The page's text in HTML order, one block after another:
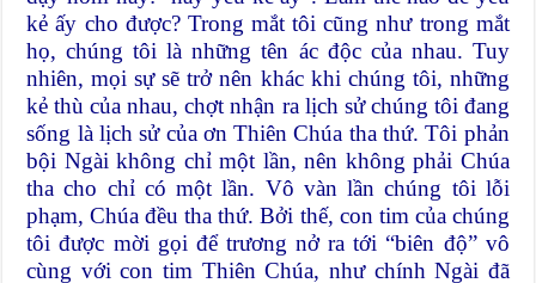
kẻ ấy cho được? Trong mắt tôi cũng như trong mắt
họ, chúng tôi là những tên ác độc của nhau. Tuy
nhiên, mọi sự sẽ trở nên khác khi chúng tôi, những
kẻ thù của nhau, chợt nhận ra lịch sử chúng tôi đang
sống là lịch sử của ơn Thiên Chúa tha thứ. Tôi phản
bội Ngài không chỉ một lần, nên không phải Chúa
tha cho chỉ có một lần. Vô vàn lần chúng tôi lỗi
phạm, Chúa đều tha thứ. Bởi thế, con tim của chúng
tôi được mời gọi để trương nở ra tới “biên độ” vô
cùng với con tim Thiên Chúa, như chính Ngài đã